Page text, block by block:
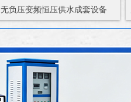
无负压变频恒压供水成套设备